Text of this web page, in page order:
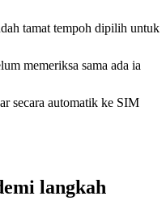
tamat tempoh dipilih untuk
memeriksa sama ada ia
secara automatik ke SIM
langkah